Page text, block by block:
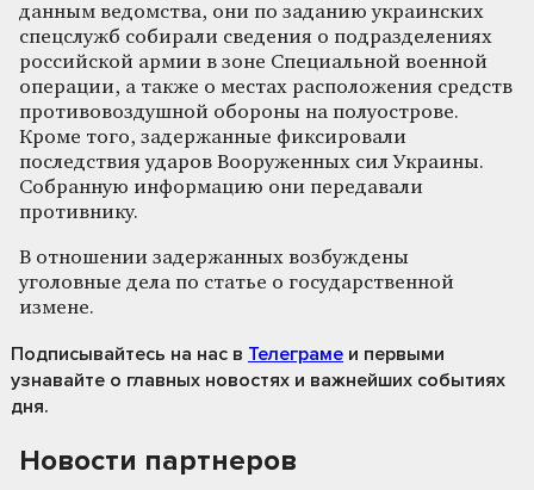
данным ведомства, они по заданию украинских
спецслужб собирали сведения о подразделениях
российской армии в зоне Специальной военной
операции, а также о местах расположения средств
противовоздушной обороны на полуострове.
Кроме того, задержанные фиксировали
последствия ударов Вооруженных сил Украины.
Собранную информацию они передавали
противнику.
В отношении задержанных возбуждены
уголовные дела по статье о государственной
измене.
Подписывайтесь на нас в Телеграме и первыми
узнавайте о главных новостях и важнейших событиях
дня.
Новости партнеров